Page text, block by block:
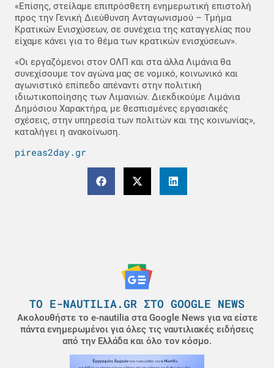
«Επίσης, στείλαμε επιπρόσθετη ενημερωτική επιστολή
προς την Γενική Διεύθυνση Ανταγωνισμού – Τμήμα
Κρατικών Ενισχύσεων, σε συνέχεια της καταγγελίας που
είχαμε κάνει για το θέμα των κρατικών ενισχύσεων».
«Οι εργαζόμενοι στον ΟΛΠ και στα άλλα Λιμάνια θα
συνεχίσουμε τον αγώνα μας σε νομικό, κοινωνικό και
αγωνιστικό επίπεδο απέναντι στην πολιτική
ιδιωτικοποίησης των Λιμανιών. Διεκδικούμε Λιμάνια
Δημόσιου Χαρακτήρα, με θεσπισμένες εργασιακές
σχέσεις, στην υπηρεσία των πολιτών και της κοινωνίας»,
καταλήγει η ανακοίνωση.
pireas2day.gr
ΤΟ E-NAUTILIA.GR ΣΤΟ GOOGLE NEWS
Ακολουθήστε το e-nautilia στα Google News για να είστε
πάντα ενημερωμένοι για όλες τις ναυτιλιακές ειδήσεις
από την Ελλάδα και όλο τον κόσμο.